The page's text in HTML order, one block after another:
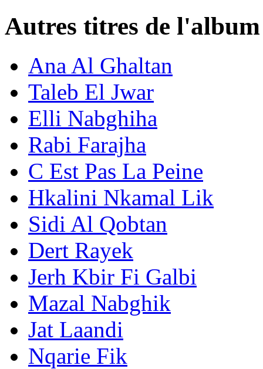
Autres titres de
Ana Al Ghaltan
Taleb El Jwar
Elli Nabghiha
Rabi Farajha
C Est Pas La Peine
Hkalini Nkamal Lik
Sidi Al Qobtan
Dert Rayek
Jerh Kbir Fi Galbi
Mazal Nabghik
Jat Laandi
Nqarie Fik